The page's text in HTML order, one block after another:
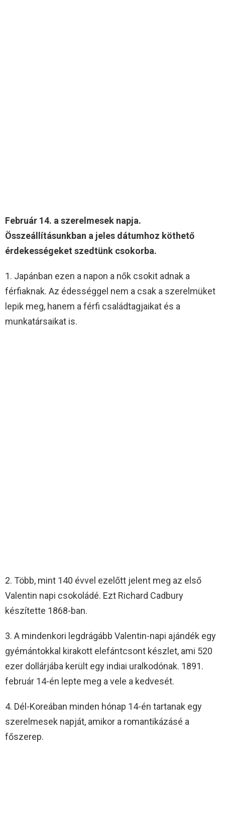
Február 14. a szerelmesek napja.
Összeállításunkban a jeles dátumhoz köthető
érdekességeket szedtünk csokorba.
1. Japánban ezen a napon a nők csokit adnak a
férfiaknak. Az édességgel nem a csak a szerelmüket
lepik meg, hanem a férfi családtagjaikat és a
munkatársaikat is.
2. Több, mint 140 évvel ezelőtt jelent meg az első
Valentin napi csokoládé. Ezt Richard Cadbury
készítette 1868-ban.
3. A mindenkori legdrágább Valentin-napi ajándék egy
gyémántokkal kirakott elefántcsont készlet, ami 520
ezer dollárjába került egy indiai uralkodónak. 1891.
február 14-én lepte meg a vele a kedvesét.
4. Dél-Koreában minden hónap 14-én tartanak egy
szerelmesek napját, amikor a romantikázásé a
főszerep.